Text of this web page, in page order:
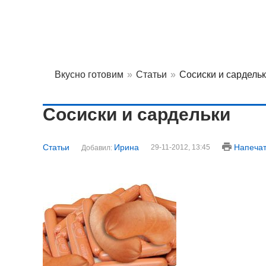
Вкусно готовим » Статьи » Сосиски и
Сосиски и сардельки
Статьи Добавил: Ирина 29-11-2012, 13:45